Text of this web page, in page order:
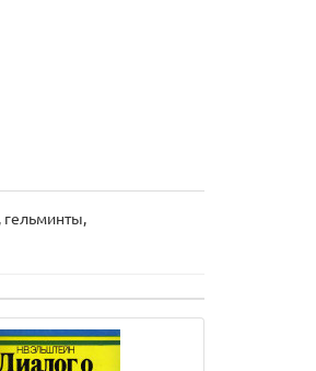
гельминты,